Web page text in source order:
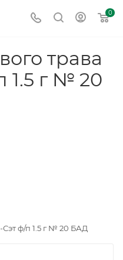
0
трава
1.5 г № 20
Сэт ф/п 1.5 г № 20 БАД